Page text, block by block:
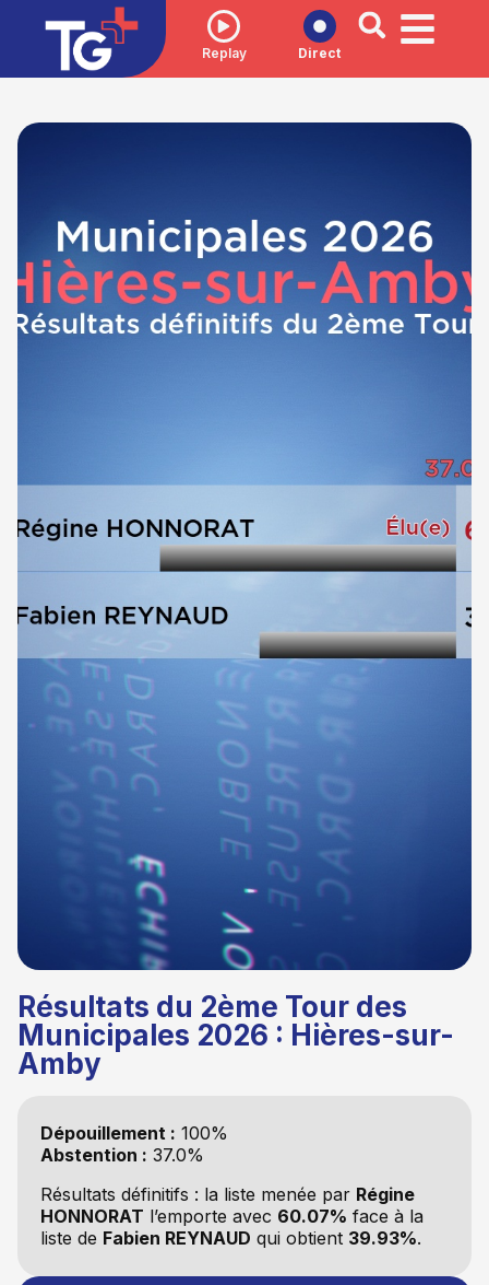
Replay Direct
Résultats du 2ème Tour des
Municipales 2026 : Hières-sur-
Amby
Dépouillement : 100%
Abstention : 37.0%
Résultats définitifs : la liste menée par Régine
HONNORAT l’emporte avec 60.07% face à la
liste de Fabien REYNAUD qui obtient 39.93%.